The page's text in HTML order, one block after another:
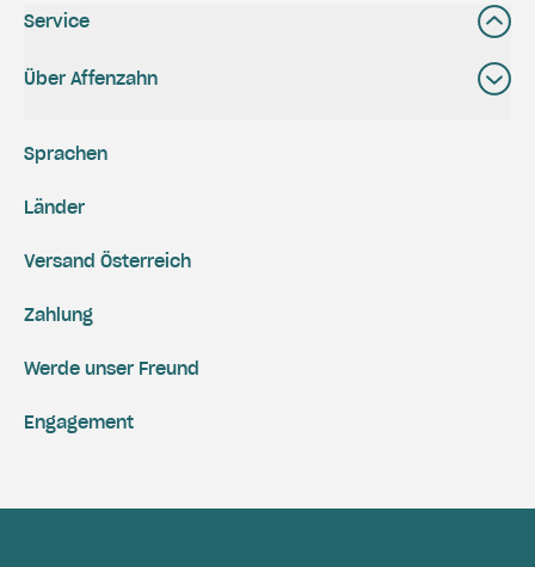
Service
Über Affenzahn
Versand Österreich
Zahlung
Engagement
Werde unser Freund
Sprachen
Länder